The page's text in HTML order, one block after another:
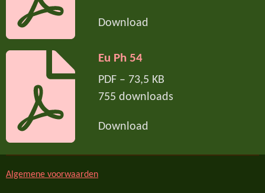
Download
Eu Ph 54
PDF – 73,5 KB
755 downloads
Download
Algemene voorwaarden